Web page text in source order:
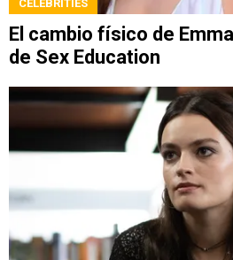
CELEBRITIES
El cambio físico de
de Sex Education